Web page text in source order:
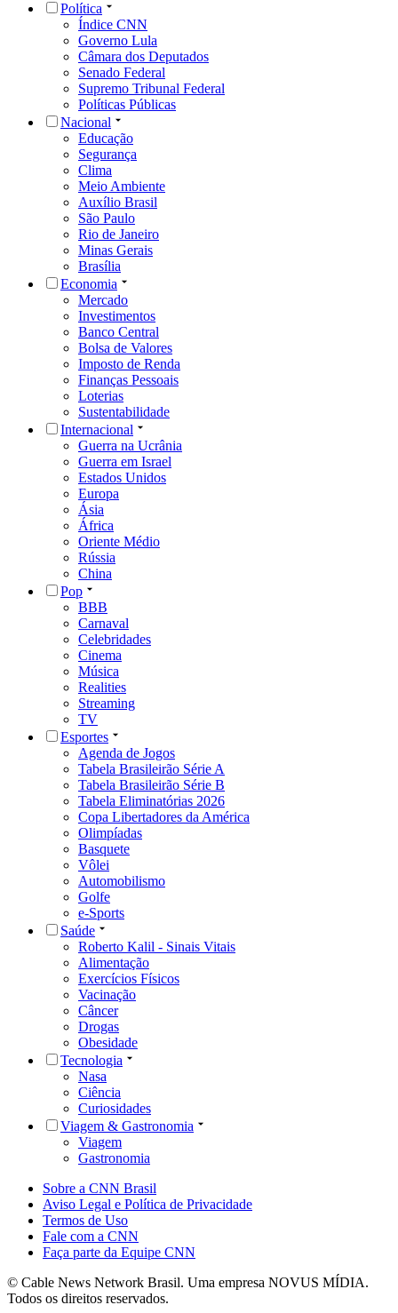
Política
Índice CNN
Governo Lula
Câmara dos Deputados
Senado Federal
Supremo Tribunal Federal
Políticas Públicas
Nacional
Educação
Segurança
Clima
Meio Ambiente
Auxílio Brasil
São Paulo
Rio de Janeiro
Minas Gerais
Brasília
Economia
Mercado
Investimentos
Banco Central
Bolsa de Valores
Imposto de Renda
Finanças Pessoais
Loterias
Sustentabilidade
Internacional
Guerra na Ucrânia
Guerra em Israel
Estados Unidos
Europa
Ásia
África
Oriente Médio
Rússia
China
Pop
BBB
Carnaval
Celebridades
Cinema
Música
Realities
Streaming
TV
Esportes
Agenda de Jogos
Tabela Brasileirão Série A
Tabela Brasileirão Série B
Tabela Eliminatórias 2026
Copa Libertadores da América
Olimpíadas
Basquete
Vôlei
Automobilismo
Golfe
e-Sports
Saúde
Roberto Kalil - Sinais Vitais
Alimentação
Exercícios Físicos
Vacinação
Câncer
Drogas
Obesidade
Tecnologia
Nasa
Ciência
Curiosidades
Viagem & Gastronomia
Viagem
Gastronomia
Sobre a CNN Brasil
Aviso Legal e Política de Privacidade
Termos de Uso
Fale com a CNN
Faça parte da Equipe CNN
© Cable News Network Brasil. Uma empresa NOVUS MÍDIA.
Todos os direitos reservados.